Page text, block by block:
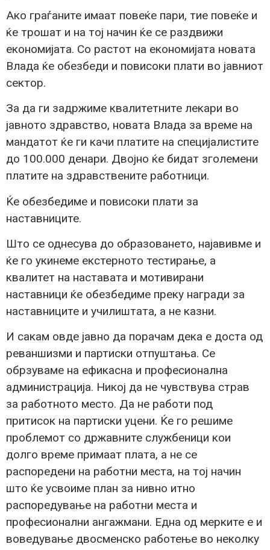
Ако граѓаните имаат повеќе пари, тие повеќе и
ќе трошат и на тој начин ќе се раздвижи
економијата. Со растот на економијата новата
Влада ќе обезбеди и повисоки плати во јавниот
сектор.
За да ги задржиме квалитетните лекари во
јавното здравство, новата Влада за време на
мандатот ќе ги качи платите на специјалистите
до 100.000 денари. Двојно ќе бидат зголемени
платите на здравствените работници.
Ќе обезбедиме и повисоки плати за
наставниците.
Што се однесува до образоването, најавивме и
ќе го укинеме екстерното тестирање, а
квалитет на наставата и мотивирани
наставници ќе обезбедиме преку награди за
наставниците и училиштата, а не казни.
И сакам овде јавно да порачам дека е доста од
реваншизми и партиски отпуштања. Се
обрзуваме на ефикасна и професионална
администрација. Никој да не чувствува страв
за работното место. Да не работи под
притисок на партиски уцени. Ќе го решиме
проблемот со државните службеници кои
долго време примаат плата, а не се
распоредени на работни места, на тој начин
што ќе усвоиме план за нивно итно
распоредување на работни места и
професионални ангажмани. Една од мерките е и
воведување двосменско работење во неколку